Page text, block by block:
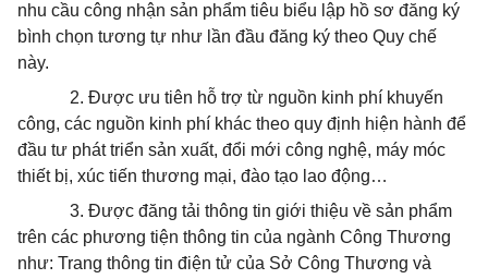
nhu cầu công nhận sản phẩm tiêu biểu lập hồ sơ đăng ký
bình chọn tương tự như lần đầu đăng ký theo Quy chế
này.
2. Được ưu tiên hỗ trợ từ nguồn kinh phí khuyến
công, các nguồn kinh phí khác theo quy định hiện hành để
đầu tư phát triển sản xuất, đổi mới công nghệ, máy móc
thiết bị, xúc tiến thương mại, đào tạo lao động…
3. Được đăng tải thông tin giới thiệu về sản phẩm
trên các phương tiện thông tin của ngành Công Thương
như: Trang thông tin điện tử của Sở Công Thương và